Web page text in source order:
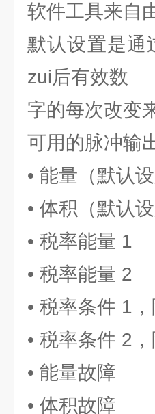
软件工具来自
默认设置是通
zui后有效数
字的每次改变
可用的脉冲输
• 能量（默认设
• 体积（默认设
• 税率能量 1
• 税率能量 2
• 税率条件 1
• 税率条件 2
• 能量故障
• 体积故障